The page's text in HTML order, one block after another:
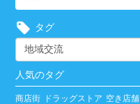
タグ
人気のタグ
商店街 ドラッグストア 空き店舗